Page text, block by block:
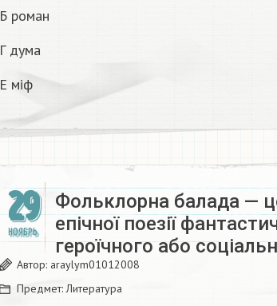
Б роман
Г дума
Е міф
29
НОЯБРЬ
Фольклорна балада —
епічної поезії
героїчного або
Автор: araylym01012008
Предмет:Литература